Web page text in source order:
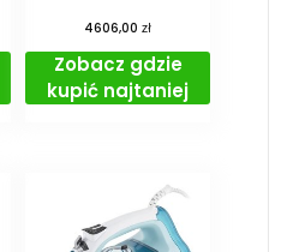
4606,00zł
Zobacz gdzie
kupić najtaniej